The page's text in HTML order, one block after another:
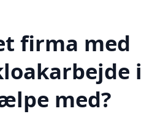
firma med
i
med?